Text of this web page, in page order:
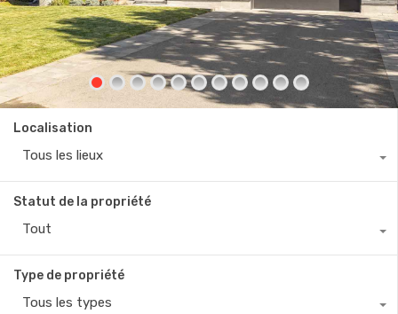
Localisation
Tous les lieux
Statut de la propriété
Tout
Type de propriété
Tous les types